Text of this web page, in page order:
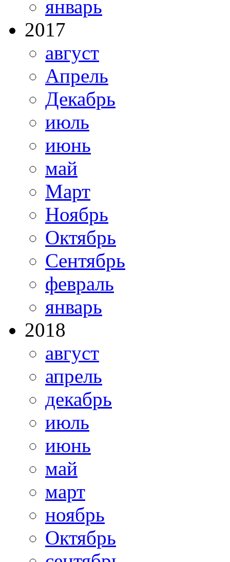
январь
2017
август
Апрель
Декабрь
июль
июнь
май
Март
Ноябрь
Октябрь
Сентябрь
февраль
январь
2018
август
апрель
декабрь
июль
июнь
май
март
ноябрь
Октябрь